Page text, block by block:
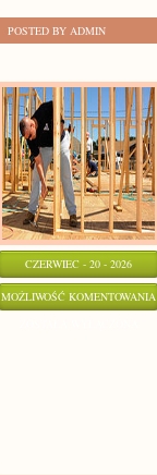
POSTED BY ADMIN
CZERWIEC - 20 - 2026
MOŻLIWOŚĆ KOMENTOWANIA